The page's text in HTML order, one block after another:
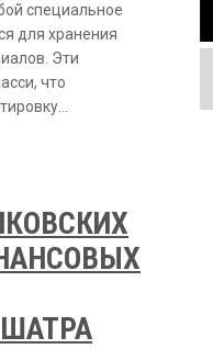
специальное
для хранения
Эти
что